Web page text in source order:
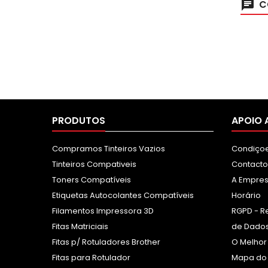
PRODUTOS
Compramos Tinteiros Vazios
Tinteiros Compativeis
Toners Compatíveis
Etiquetas Autocolantes Compatíveis
Filamentos Impressora 3D
Fitas Matriciais
Fitas p/ Rotuladores Brother
Fitas para Rotulador
APOIO
A
Horário
RGPD -
de
O
Mapa do